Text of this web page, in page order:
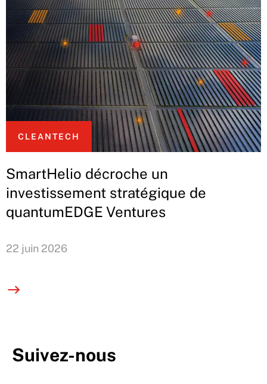
CLEANTECH
SmartHelio décroche un
investissement stratégique de
quantumEDGE Ventures
22 juin 2026
Suivez-nous